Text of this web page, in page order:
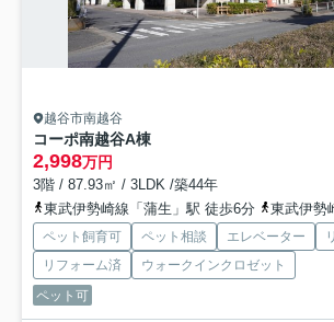
越谷市南越谷
コーポ南越谷A棟
2,998万円
3階 / 87.93㎡ / 3LDK /築44年
東武伊勢崎線「蒲生」駅 徒歩6分
東武伊勢崎
ペット飼育可 ペット相談 エレベーター
リフォーム済
ウォークインクロゼット
ペット可